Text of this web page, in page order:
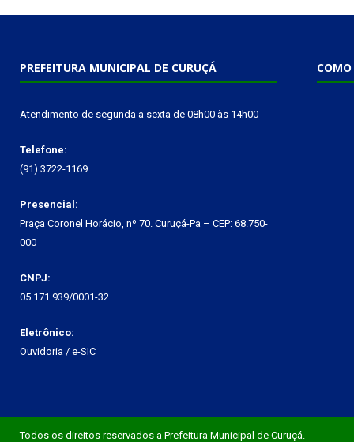
PREFEITURA MUNICIPAL DE CURUÇÁ
Atendimento de segunda a sexta de 08h00 às 14h00
Telefone:
(91) 3722-1169
Presencial:
Praça Coronel Horácio, nº 70. Curuçá-Pa – CEP: 68.750-
000
CNPJ:
05.171.939/0001-32
Eletrônico:
Ouvidoria / e-SIC
COMO
Todos os direitos reservados a Prefeitura Municipal de Curuçá.